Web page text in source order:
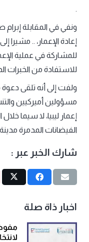
.
ونفي في المقابلة
إعادة الإعمار، .. مشيرا
للمشاركة في عملية
للاستفادة من الخبرات
ولفت إلى أنه تلقى دعوة
مسؤولين أميركيين
إعمار ليبيا، لا سيما
الفيضانات المدمرة
شارك الخبر عبر :
اخبار ذاة صلة